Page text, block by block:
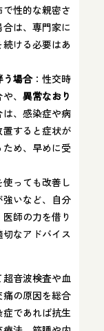
性的な親密さ
は、専門家に
ける必要はあ
う場合：性交時
、 異常なおり
、感染症や病
すると症状が
め、早めに受
っても改善し
いなど、自分
師の力を借り
なアドバイス
音波検査や血
の原因を総合
であれば抗生